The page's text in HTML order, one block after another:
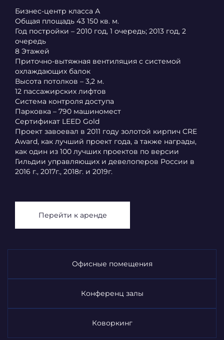
Бизнес-центр класса А
Общая площадь 43 150 кв. м.
Год постройки – 2010 год, 1 очередь; 2013 год, 2
очередь
8 Этажей
Приточно-вытяжная вентиляция с системой
охлаждающих балок
Высота потолков – 3,2 м.
12 пассажирских лифтов
Система контроля доступа
Парковка – 790 машиномест
Сертификат LEED Gold
Проект завоевал в 2011 году золотой кирпич CRE
Award, как лучший проект года, а также награды,
как один из 100 лучших проектов по версии
Гильдии управляющих и девелоперов России в
2016 г., 2017г., 2018г. и 2019г.
Перейти к аренде
Офисные помещения
Конференц залы
Коворкинг